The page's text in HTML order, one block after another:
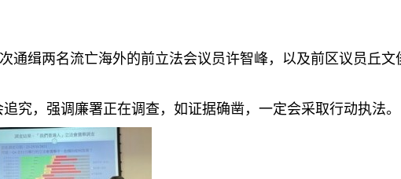
通缉两名流亡海外的前立法会议员许智峰，以及前区议员丘文
究，强调廉署正在调查，如证据确凿，一定会采取行动执法。